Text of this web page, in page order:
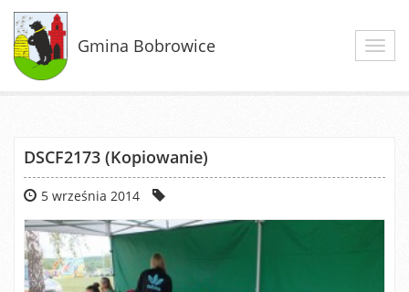
Gmina Bobrowice
DSCF2173 (Kopiowanie)
5 września 2014